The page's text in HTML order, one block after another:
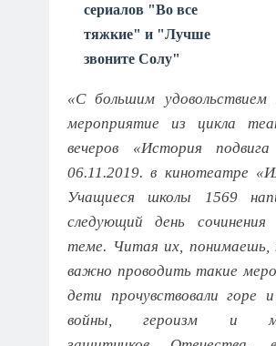
сериалов "Во все
тяжкие" и "Лучше
звоните Солу"
«С большим удовольствием
мероприятие из цикла
вечеров «История
06.11.2019. в кинотеатре
Учащиеся школы 1569
следующий день
теме. Читая их, понимаешь,
важно проводить такие
дети прочувствовали горе
войны, героизм и